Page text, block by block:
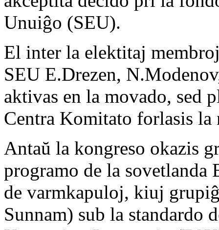
Unuiĝo (SEU).
El inter la elektitaj
SEU E.Drezen,
aktivas en la movado, sed
Centra Komitato forlasis
Antaŭ la kongreso okazis
programo de la sovetlanda
de varmkapuloj, kiuj
Sunnam) sub la standardo